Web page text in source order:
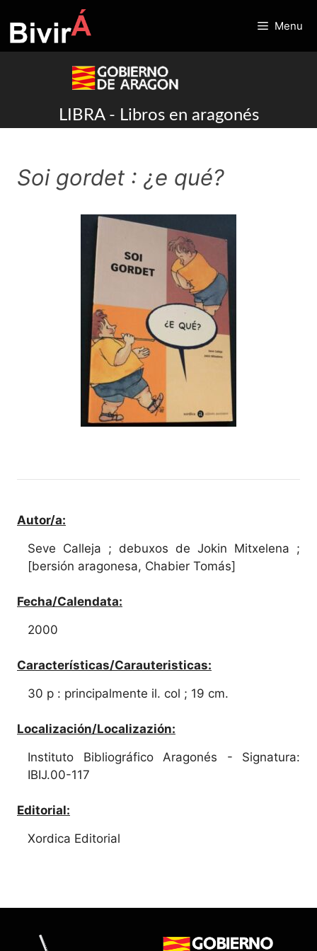
to
content
Menu
LIBRA - Libros en aragonés
Soi gordet : ¿e qué?
Autor/a:
Seve Calleja ; debuxos de Jokin Mitxelena ;
[bersión aragonesa, Chabier Tomás]
Fecha/Calendata:
2000
Características/Carauteristicas:
30 p : principalmente il. col ; 19 cm.
Localización/Localizazión:
Instituto Bibliográfico Aragonés - Signatura:
IBIJ.00-117
Editorial:
Xordica Editorial